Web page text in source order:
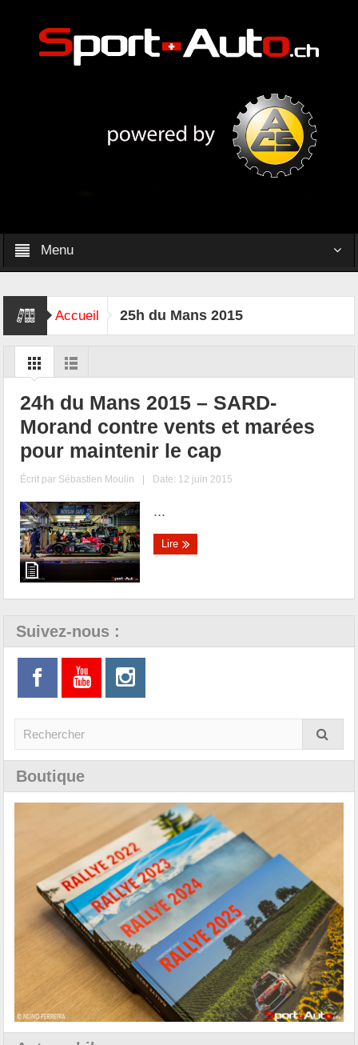
Menu
Accueil 25h du Mans 2015
24h du Mans 2015 – SARD-
Morand contre vents et marées
pour maintenir le cap
Écrit par Sébastien Moulin | Date: 12 juin 2015
...
Lire
Suivez-nous :
Boutique